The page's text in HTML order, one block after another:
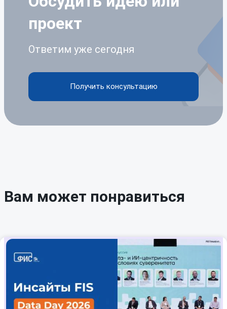
проект
Ответим уже сегодня
Получить консультацию
Вам может понравиться